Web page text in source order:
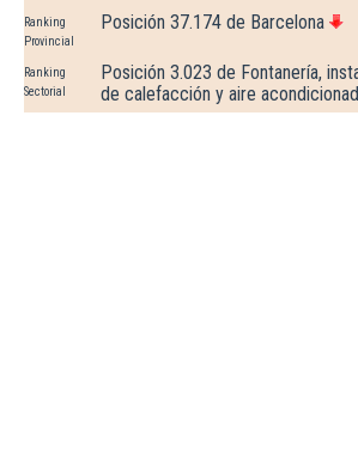
Ranking
Provincial
Posición 37.174 de Barcelona
Ranking
Sectorial
Posición 3.023 de Fontanería,
de calefacción y aire